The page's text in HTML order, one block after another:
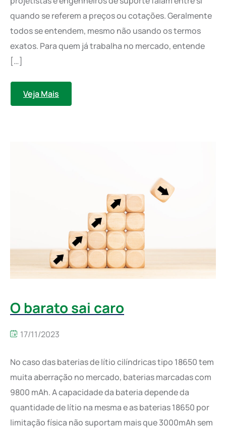
quando se referem a preços ou cotações. Geralmente
todos se entendem, mesmo não usando os termos
exatos. Para quem já trabalha no mercado, entende
[…]
Veja Mais
O barato sai caro
17/11/2023
No caso das baterias de lítio cilíndricas tipo 18650 tem
muita aberração no mercado, baterias marcadas com
9800 mAh. A capacidade da bateria depende da
quantidade de lítio na mesma e as baterias 18650 por
limitação física não suportam mais que 3000mAh sem